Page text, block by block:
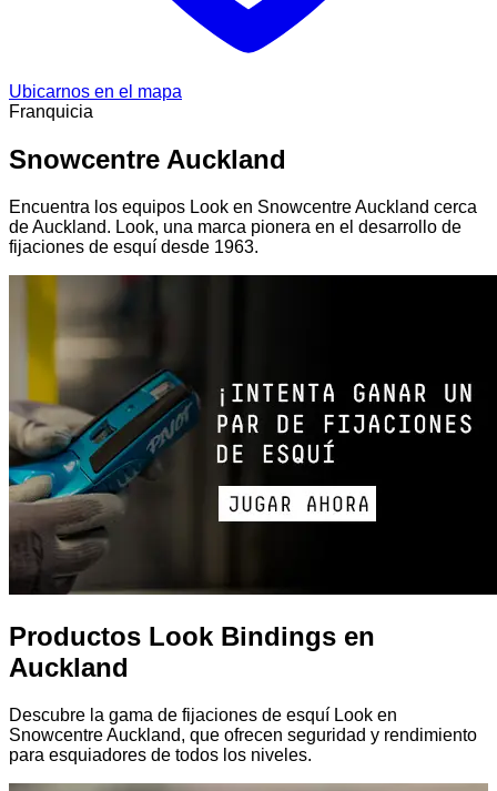
Ubicarnos en el mapa
Franquicia
Snowcentre Auckland
Encuentra los equipos Look en Snowcentre Auckland cerca
de Auckland. Look, una marca pionera en el desarrollo de
fijaciones de esquí desde 1963.
Productos Look Bindings en
Auckland
Descubre la gama de fijaciones de esquí Look en
Snowcentre Auckland, que ofrecen seguridad y rendimiento
para esquiadores de todos los niveles.